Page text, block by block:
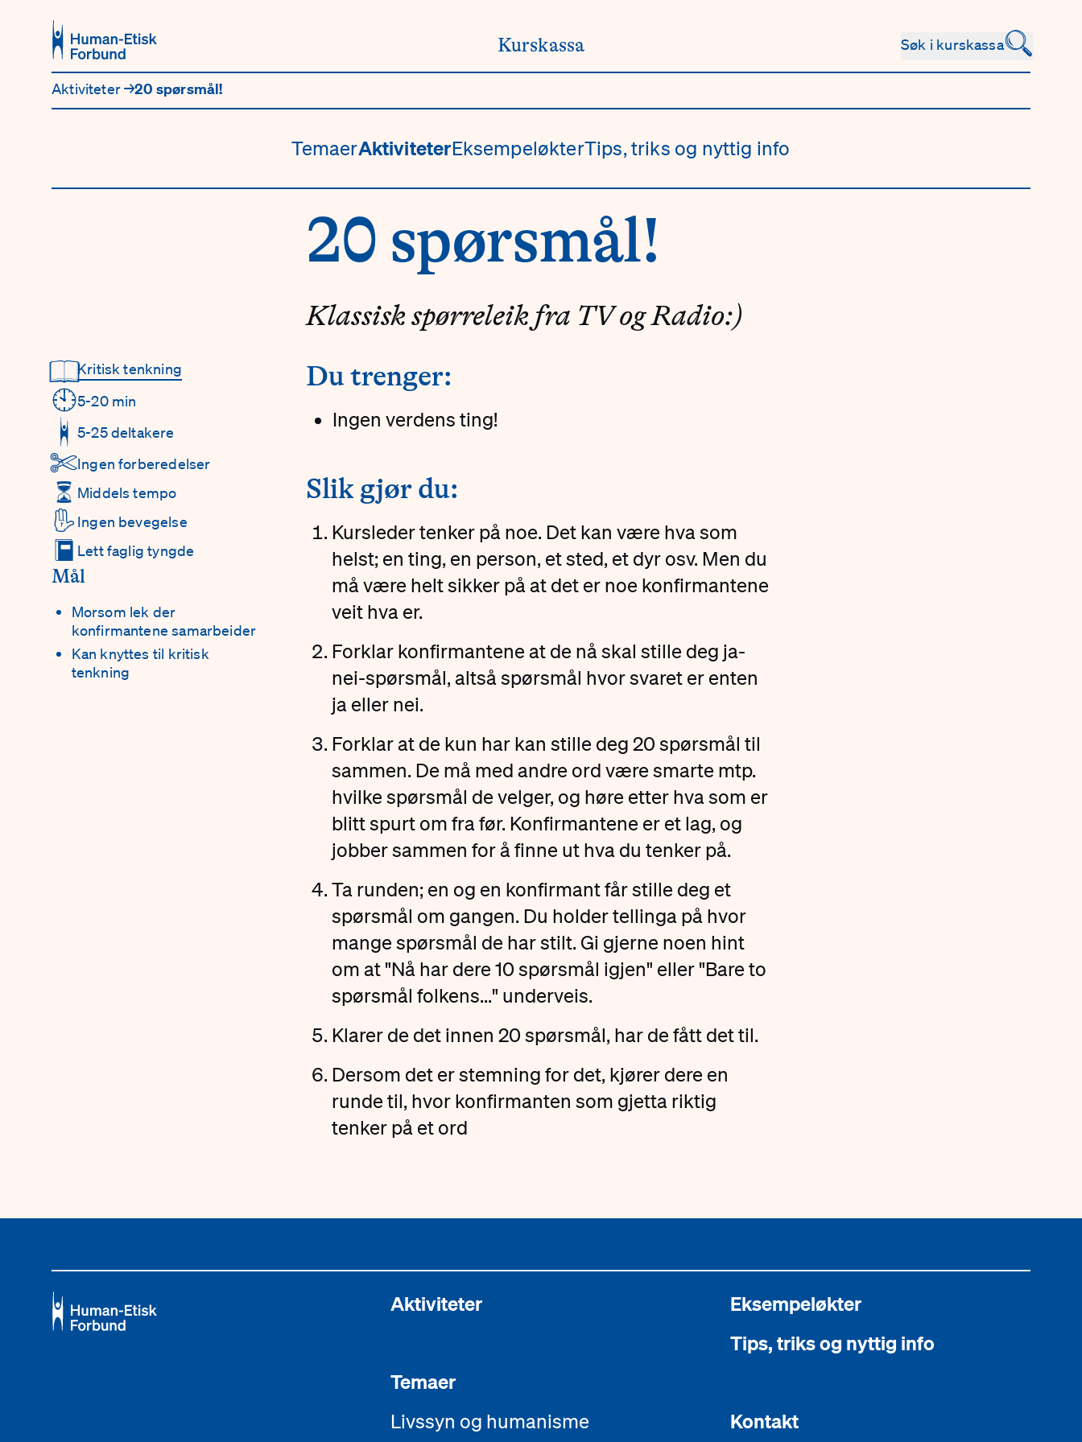
Kurskassa Søk i kurskassa🔍
Aktiviteter→20 spørsmål!
TemaerAktiviteterEksempeløkterTips, triks og nyttig info
20 spørsmål!
Klassisk spørreleik fra TV og Radio:)
Detaljer
📖Kritisk tenkning
🕙5-20 min
5-25 deltakere
✄Ingen forberedelser
⏳ Middels tempo
✋Ingen bevegelse
📕 Lett faglig tyngde
Mål
Morsom lek der
konfirmantene samarbeider
Kan knyttes til kritisk
tenkning
#
Du trenger:
Ingen verdens ting!
#
Slik gjør du:
Kursleder tenker på noe. Det kan være hva som
helst; en ting, en person, et sted, et dyr osv. Men du
må være helt sikker på at det er noe konfirmantene
veit hva er.
Forklar konfirmantene at de nå skal stille deg ja-
nei-spørsmål, altså spørsmål hvor svaret er enten
ja eller nei.
Forklar at de kun har kan stille deg 20 spørsmål til
sammen. De må med andre ord være smarte mtp.
hvilke spørsmål de velger, og høre etter hva som er
blitt spurt om fra før. Konfirmantene er et lag, og
jobber sammen for å finne ut hva du tenker på.
Ta runden; en og en konfirmant får stille deg et
spørsmål om gangen. Du holder tellinga på hvor
mange spørsmål de har stilt. Gi gjerne noen hint
om at "Nå har dere 10 spørsmål igjen" eller "Bare to
spørsmål folkens..." underveis.
Klarer de det innen 20 spørsmål, har de fått det til.
Dersom det er stemning for det, kjører dere en
runde til, hvor konfirmanten som gjetta riktig
tenker på et ord
Aktiviteter
Temaer
Livssyn og humanisme
Eksempeløkter
Tips, triks og nyttig info
Kontakt